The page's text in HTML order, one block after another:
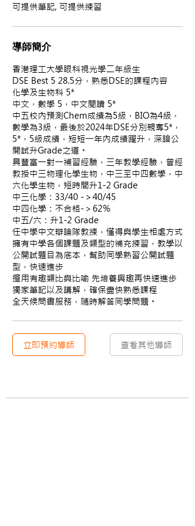
可提供筆記, 可提供練習
導師簡介
香港理工大學眼科視光學二年級生
DSE Best 5 28.5分，熟悉DSE的課程內容
化學及生物科 5*
中文，數學 5，中文閱讀 5*
中五校內預測Chem成績為5級，BIO為4級，
數學為3級，最後於2024年DSE分別親奪5*，
5*，5級成績，短短一年內成績躍升，深諳公
開試升Grade之道。
具豐富一對一補習經驗，三年教學經驗，曾經
教授中三物理化學生物，中三至中四數學，中
六化學生物，短時間升1-2 Grade
中三化學：33/40 -＞40/45
中四化學：不合格-＞62％
中五/六：升1-2 Grade
任中學中文辯論隊教練，懂得與學生相處方式
擁有中學各個課題及類型的補充練習，教學以
公開試題目為底本，幫助同學熟習公開試題
型，快速進步
擅用有趣類比與比喻 先培養興趣再快速進步
獨家筆記以及講解，確保盡快熟悉課程
全天候問書服務，隨時解答同學問題。
立即預約導師 查看其他導師